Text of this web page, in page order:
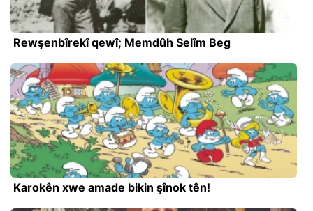
Rewşenbîrekî qewî; Memdûh Selîm Beg
Karokên xwe amade bikin şînok tên!